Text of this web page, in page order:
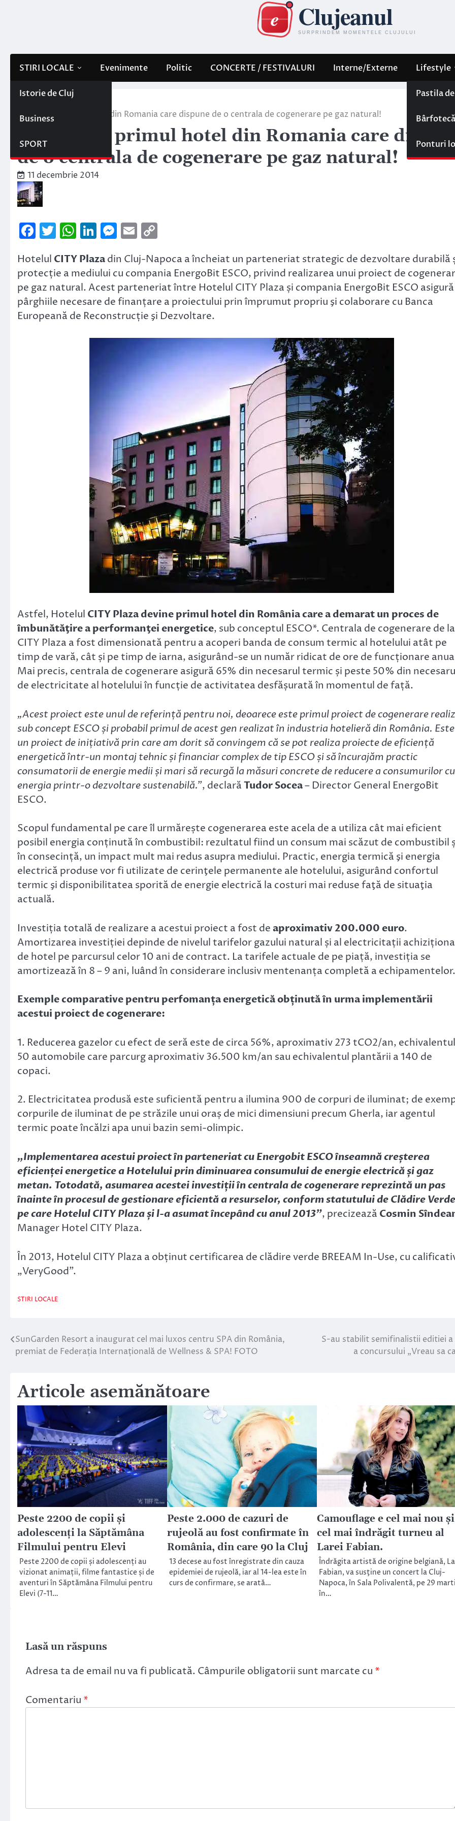
STIRI LOCALE
Istorie de Cluj
Business
SPORT
Evenimente Politic CONCERTE / FESTIVALURI Interne/Externe Lifestyle
Pastila
Bârfotecă
Ponturi
Stiri locale
City Plaza, primul hotel din Romania care dispune de o centrala de cogenerare pe gaz natural!
City Plaza, primul hotel din Romania care
de o centrala de cogenerare pe gaz natural!
11 decembrie 2014
Facebook
Twitter
WhatsApp
LinkedIn
Messenger
Email
Hotelul CITY Plazadin Cluj-Napoca a încheiat un parteneriat strategic de dezvoltare durabilă
protecție a mediului cu compania EnergoBit ESCO, privind realizarea unui proiect de
pe gaz natural. Acest parteneriat între Hotelul CITY Plaza și compania EnergoBit ESCO asigură
pârghiile necesare de finanțare a proiectului prin împrumut propriu şi colaborare cu Banca
Europeană de Reconstrucție şi Dezvoltare.
Astfel, Hotelul CITY Plaza devine primul hotel din România care a demarat un proces de
îmbunătăţire a performanţei energetice, sub conceptul ESCO*. Centrala de cogenerare de la
CITY Plaza a fost dimensionată pentru a acoperi banda de consum termic al hotelului atât pe
timp de vară, cât și pe timp de iarna, asigurând-se un număr ridicat de ore de funcționare
Mai precis, centrala de cogenerare asigură 65% din necesarul termic și peste 50% din
de electricitate al hotelului în funcție de activitatea desfășurată în momentul de față.
„Acest proiect este unul de referință pentru noi, deoarece este primul proiect de cogenerare
sub concept ESCO și probabil primul de acest gen realizat în industria hotelieră din România. Este
un proiect de inițiativă prin care am dorit să convingem că se pot realiza proiecte de eficiență
energetică într-un montaj tehnic și financiar complex de tip ESCO și să încurajăm practic
consumatorii de energie medii și mari să recurgă la măsuri concrete de reducere a consumurilor cu
energia printr-o dezvoltare sustenabilă.”, declarăTudor Socea– Director General EnergoBit
ESCO.
Scopul fundamental pe care îl urmărește cogenerarea este acela de a utiliza cât mai eficient
posibil energia conținută în combustibil: rezultatul fiind un consum mai scăzut de combustibil
în consecință, un impact mult mai redus asupra mediului. Practic, energia termică şi energia
electrică produse vor fi utilizate de cerinţele permanente ale hotelului, asigurând confortul
termic şi disponibilitatea sporită de energie electrică la costuri mai reduse faţă de situaţia
actuală.
Investiția totală de realizare a acestui proiect a fost deaproximativ 200.000 euro.
Amortizarea investiției depinde de nivelul tarifelor gazului natural și al electricitații
de hotel pe parcursul celor 10 ani de contract. La tarifele actuale de pe piață, investiția se
amortizează în 8 – 9 ani, luând în considerare inclusiv mentenanța completă a echipamentelor.
Exemple comparative pentru perfomanța energetică obținută în urma implementării
acestui proiect de cogenerare:
1. Reducerea gazelor cu efect de seră este de circa 56%, aproximativ 273 tCO2/an,
50 automobile care parcurg aproximativ 36.500 km/an sau echivalentul plantării a 140 de
copaci.
2. Electricitatea produsă este suficientă pentru a ilumina 900 de corpuri de iluminat; de
corpurile de iluminat de pe străzile unui oraș de mici dimensiuni precum Gherla, iar agentul
termic poate încălzi apa unui bazin semi-olimpic.
„Implementarea acestui proiect în parteneriat cu Energobit ESCO înseamnă creșterea
eficienței energetice a Hotelului prin diminuarea consumului de energie electrică și gaz
metan. Totodată, asumarea acestei investiții în centrala de cogenerare reprezintă un pas
înainte în procesul de gestionare eficientă a resurselor, conform statutului de Clădire Verde
pe care Hotelul CITY Plaza și l-a asumat începând cu anul 2013”, precizează Cosmin
Manager Hotel CITY Plaza.
În 2013, Hotelul CITY Plaza a obținut certificarea de clădire verde BREEAM In-Use, cu
„VeryGood”.
STIRI LOCALE
Navigare
în
SunGarden Resort a inaugurat cel mai luxos centru SPA din România,
premiat de Federația Internațională de Wellness & SPA! FOTO
S-au stabilit semifinalistii editiei
a concursului „Vreau sa
Articole asemănătoare
Peste 2200 de copii și
adolescenți la Săptămâna
Filmului pentru Elevi
Peste 2200 de copii și adolescenți au
vizionat animații, filme fantastice și de
aventuri în Săptămâna Filmului pentru
Elevi (7-11…
Peste 2.000 de cazuri de
rujeolă au fost confirmate în
România, din care 90 la Cluj
13 decese au fost înregistrate din cauza
epidemiei de rujeolă, iar al 14-lea este în
curs de confirmare, se arată…
Camouflage e cel mai nou şi
cel mai îndrăgit turneu al
Larei Fabian.
Îndrăgita artistă de origine belgiană,
Fabian, va susţine un concert la Cluj-
Napoca, în Sala Polivalentă, pe 29
în…
Lasă un răspuns
Adresa ta de email nu va fi publicată. Câmpurile obligatorii sunt marcate cu *
Comentariu *